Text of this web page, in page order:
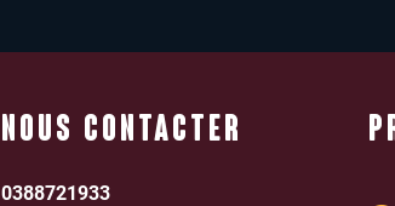
NOUS CONTACTER
0388721933